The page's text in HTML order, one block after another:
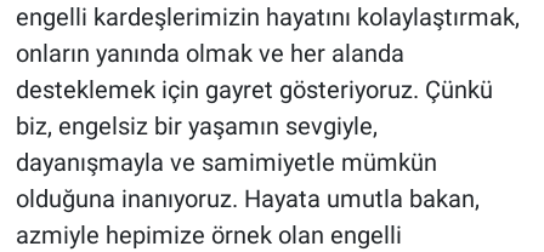
engelli kardeşlerimizin hayatını kolaylaştırmak,
onların yanında olmak ve her alanda
desteklemek için gayret gösteriyoruz. Çünkü
biz, engelsiz bir yaşamın sevgiyle,
dayanışmayla ve samimiyetle mümkün
olduğuna inanıyoruz. Hayata umutla bakan,
azmiyle hepimize örnek olan engelli